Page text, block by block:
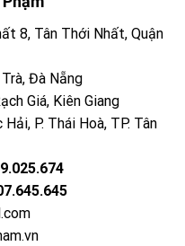
hơn 1 tỷ sắc màu
50X80L sử dụng bộ
tiến kết hợp cùng
xử lý, nâng cấp và tái
trước mắt người xem.
với mọi nội dung để
động, mãn nhãn hơn
tương đồng tuyệt
8, Tân Thới Nhất, Quận
Đà Nẵng
Giá, Kiên Giang
P. Thái Hoà, TP. Tân